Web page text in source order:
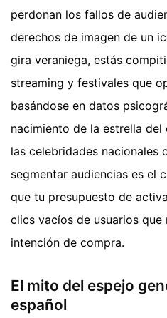
perdonan los fallos de
derechos de imagen de un
gira veraniega, estás
streaming y festivales que
basándose en datos
nacimiento de la estrella
las celebridades nacionales
segmentar audiencias es el
que tu presupuesto de
clics vacíos de usuarios que
intención de compra.
El mito del espejo
español